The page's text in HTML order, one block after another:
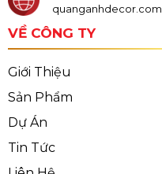
quanganhdecor.com
VỀ CÔNG TY
Giới Thiệu
Sản Phẩm
Dự Án
Tin Tức